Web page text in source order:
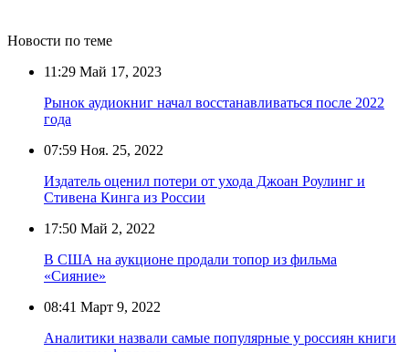
Новости по теме
11:29 Май 17, 2023
Рынок аудиокниг начал восстанавливаться после 2022
года
07:59 Ноя. 25, 2022
Издатель оценил потери от ухода Джоан Роулинг и
Стивена Кинга из России
17:50 Май 2, 2022
В США на аукционе продали топор из фильма
«Сияние»
08:41 Март 9, 2022
Аналитики назвали самые популярные у россиян книги